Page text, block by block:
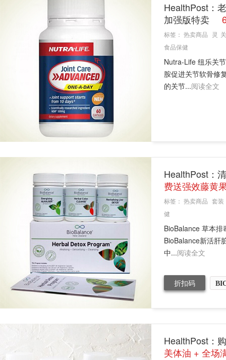
HealthPost：
加强版特卖
标签： 热卖商品 灵
食品保健
Nutra-Life 纽乐关
胺促进关节软骨修
的关节...阅读全文
HealthPost：
费送强效藤黄
标签： 热卖商品 套装
健
BioBalance 草本
BioBalance新活肝
中...阅读全文
折扣码
HealthPost：
美体油 + 全场